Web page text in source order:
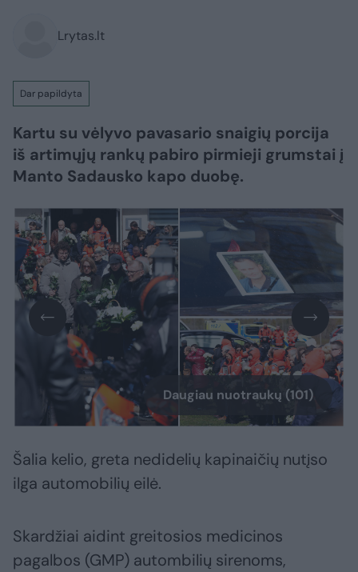
Lrytas.lt
Dar papildyta
Kartu su vėlyvo pavasario snaigių porcija
iš artimųjų rankų pabiro pirmieji grumstai į
Manto Sadausko kapo duobę.
Daugiau nuotraukų (101)
Šalia kelio, greta nedidelių kapinaičių nutįso
ilga automobilių eilė.
Skardžiai aidint greitosios medicinos
pagalbos (GMP) autombilių sirenoms,